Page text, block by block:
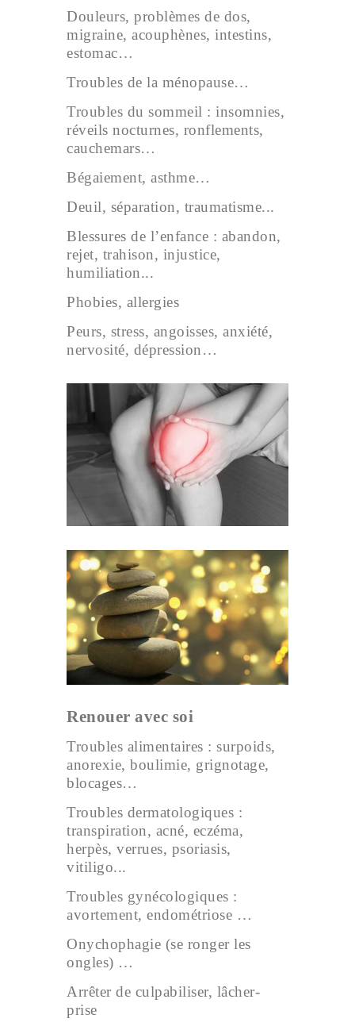
Douleurs, problèmes de dos,
migraine, acouphènes, intestins,
estomac…
Troubles de la ménopause…
Troubles du sommeil : insomnies,
réveils nocturnes, ronflements,
cauchemars…
Bégaiement, asthme…
Deuil, séparation, traumatisme...
Blessures de l’enfance : abandon,
rejet, trahison, injustice,
humiliation...
Phobies, allergies
Peurs, stress, angoisses, anxiété,
nervosité, dépression…
Renouer avec soi
Troubles alimentaires : surpoids,
anorexie, boulimie, grignotage,
blocages…
Troubles dermatologiques :
transpiration, acné, eczéma,
herpès, verrues, psoriasis,
vitiligo...
Troubles gynécologiques :
avortement, endométriose …
Onychophagie (se ronger les
ongles) …
Arrêter de culpabiliser, lâcher-
prise